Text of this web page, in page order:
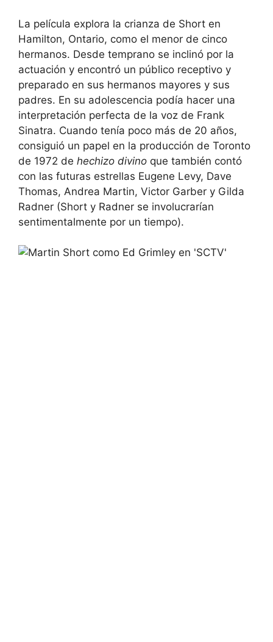
La película explora la crianza de Short en
Hamilton, Ontario, como el menor de cinco
hermanos. Desde temprano se inclinó por la
actuación y encontró un público receptivo y
preparado en sus hermanos mayores y sus
padres. En su adolescencia podía hacer una
interpretación perfecta de la voz de Frank
Sinatra. Cuando tenía poco más de 20 años,
consiguió un papel en la producción de Toronto
de 1972 de hechizo divino que también contó
con las futuras estrellas Eugene Levy, Dave
Thomas, Andrea Martin, Victor Garber y Gilda
Radner (Short y Radner se involucrarían
sentimentalmente por un tiempo).